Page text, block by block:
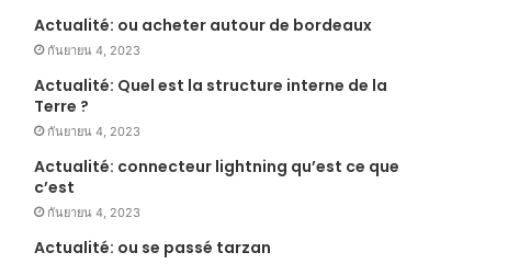
Actualité: ou acheter autour de bordeaux
กันยายน 4, 2023
Actualité: Quel est la structure interne de la
Terre ?
กันยายน 4, 2023
Actualité: connecteur lightning qu’est ce que
c’est
กันยายน 4, 2023
Actualité: ou se passé tarzan